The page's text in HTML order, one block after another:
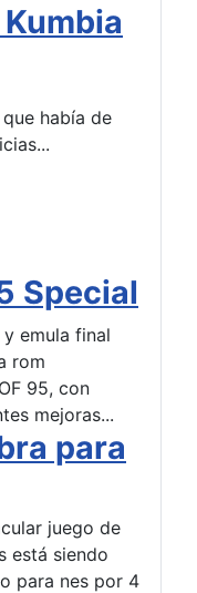
había de
Special
emula final
rom
95, con
mejoras...
para
juego de
está siendo
para nes por 4